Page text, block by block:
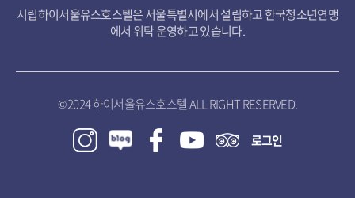
시립하이서울유스호스텔은 서울특별시에서 설립하고 한국청소년연맹
에서 위탁 운영하고 있습니다.
© 2024 하이서울유스호스텔 ALL RIGHT RESERVED.
로그인